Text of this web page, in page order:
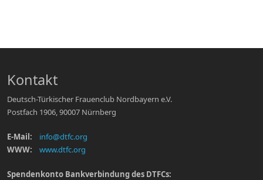
Kontakt
Deutsch-Türkischer Frauenclub Nordbayern e.V.
Postfach 1906, 90007 Nürnberg
E-Mail:
info@dtfc.org
WWW:
www.dtfc.org
Spendenkonto Bankverbindung des DTFCs: